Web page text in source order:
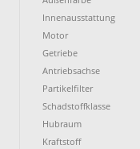
Innenausstattung
Motor
Getriebe
Antriebsachse
Partikelfilter
Schadstoffklasse
Hubraum
Kraftstoff